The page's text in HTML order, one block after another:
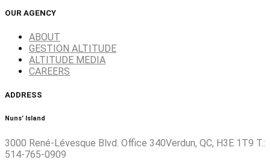
OUR AGENCY
ABOUT
GESTION ALTITUDE
ALTITUDE MEDIA
CAREERS
ADDRESS
Nuns’ Island
3000 René-Lévesque Blvd. Office 340Verdun, QC, H3E 1T9 T.:
514-765-0909